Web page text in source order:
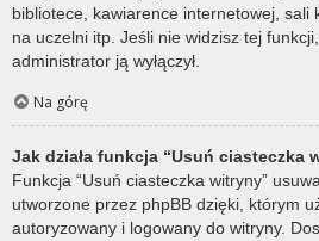
bibliotece, kawiarence internetowej, sali
na uczelni itp. Jeśli nie widzisz tej
administrator ją wyłączył.
Na górę
Jak działa funkcja “Usuń ciasteczka
Funkcja “Usuń ciasteczka witryny”
utworzone przez phpBB dzięki, którym
autoryzowany i logowany do witryny.